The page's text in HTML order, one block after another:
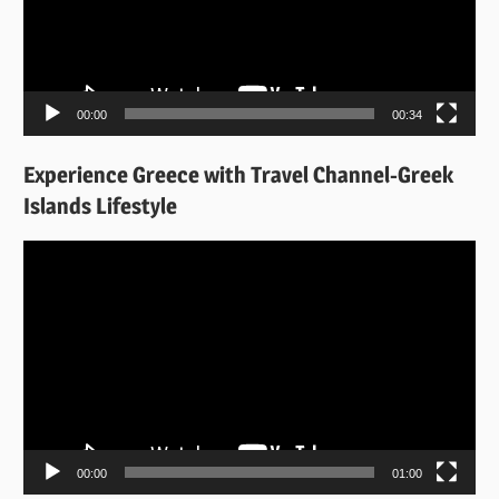
00:00 00:34
Experience Greece with Travel Channel-Greek
Islands Lifestyle
00:00 01:00